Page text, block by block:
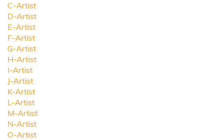
C-Artist
D-Artist
E-Artist
F-Artist
G-Artist
H-Artist
I-Artist
J-Artist
K-Artist
L-Artist
M-Artist
N-Artist
O-Artist